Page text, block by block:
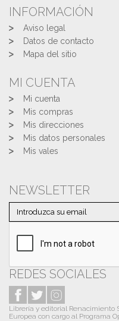
INFORMACIÓN
Aviso legal
Datos de contacto
Mapa del sitio
MI CUENTA
Mi cuenta
Mis compras
Mis direcciones
Mis datos personales
Mis vales
NEWSLETTER
REDES SOCIALES
Librería y editorial Renacimiento
Europea con cargo al Programa